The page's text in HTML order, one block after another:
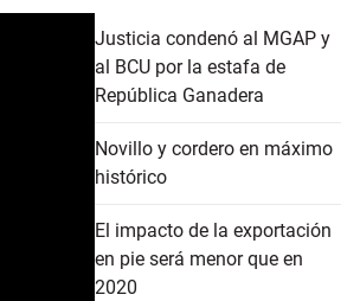
Justicia condenó al MGAP y
al BCU por la estafa de
República Ganadera
Novillo y cordero en máximo
histórico
El impacto de la exportación
en pie será menor que en
2020